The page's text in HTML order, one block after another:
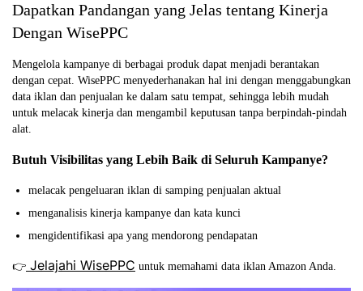
Dapatkan Pandangan yang Jelas tentang Kinerja
Dengan WisePPC
Mengelola kampanye di berbagai produk dapat menjadi berantakan
dengan cepat. WisePPC menyederhanakan hal ini dengan menggabungkan
data iklan dan penjualan ke dalam satu tempat, sehingga lebih mudah
untuk melacak kinerja dan mengambil keputusan tanpa berpindah-pindah
alat.
Butuh Visibilitas yang Lebih Baik di Seluruh Kampanye?
melacak pengeluaran iklan di samping penjualan aktual
menganalisis kinerja kampanye dan kata kunci
mengidentifikasi apa yang mendorong pendapatan
👉 Jelajahi WisePPC untuk memahami data iklan Amazon Anda.